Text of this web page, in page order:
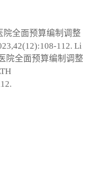
院全面预算编制调整
112. Li
院全面预算编制调整